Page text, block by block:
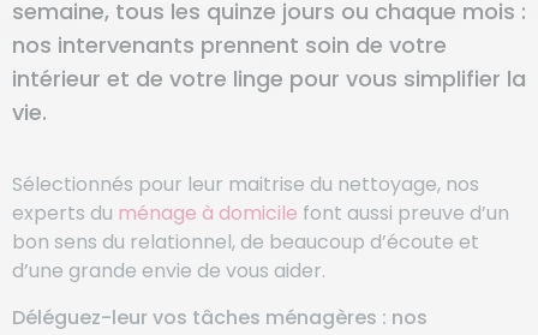
semaine, tous les quinze jours ou chaque mois :
nos intervenants prennent soin de votre
intérieur et de votre linge pour vous simplifier la
vie.
Sélectionnés pour leur maitrise du nettoyage, nos
experts du ménage à domicile font aussi preuve d’un
bon sens du relationnel, de beaucoup d’écoute et
d’une grande envie de vous aider.
Déléguez-leur vos tâches ménagères : nos